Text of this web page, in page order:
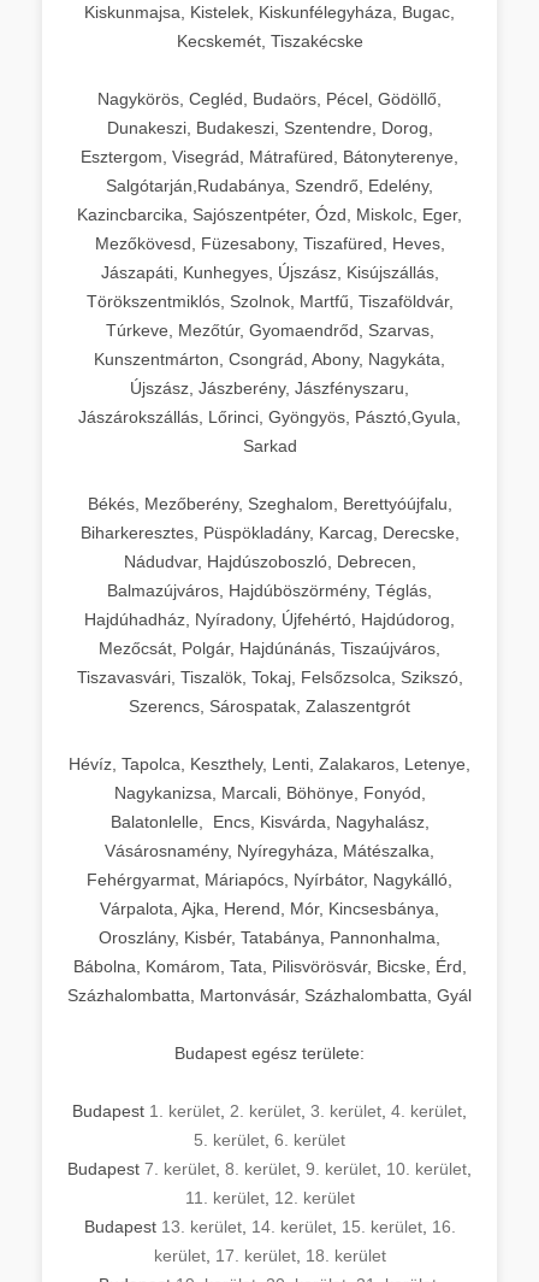
Kiskunmajsa, Kistelek, Kiskunfélegyháza, Bugac,
Kecskemét, Tiszakécske
Nagykörös, Cegléd, Budaörs, Pécel, Gödöllő,
Dunakeszi, Budakeszi, Szentendre, Dorog,
Esztergom, Visegrád, Mátrafüred, Bátonyterenye,
Salgótarján,Rudabánya, Szendrő, Edelény,
Kazincbarcika, Sajószentpéter, Ózd, Miskolc, Eger,
Mezőkövesd, Füzesabony, Tiszafüred, Heves,
Jászapáti, Kunhegyes, Újszász, Kisújszállás,
Törökszentmiklós, Szolnok, Martfű, Tiszaföldvár,
Túrkeve, Mezőtúr, Gyomaendrőd, Szarvas,
Kunszentmárton, Csongrád, Abony, Nagykáta,
Újszász, Jászberény, Jászfényszaru,
Jászárokszállás, Lőrinci, Gyöngyös, Pásztó,Gyula,
Sarkad
Békés, Mezőberény, Szeghalom, Berettyóújfalu,
Biharkeresztes, Püspökladány, Karcag, Derecske,
Nádudvar, Hajdúszoboszló, Debrecen,
Balmazújváros, Hajdúböszörmény, Téglás,
Hajdúhadház, Nyíradony, Újfehértó, Hajdúdorog,
Mezőcsát, Polgár, Hajdúnánás, Tiszaújváros,
Tiszavasvári, Tiszalök, Tokaj, Felsőzsolca, Szikszó,
Szerencs, Sárospatak, Zalaszentgrót
Hévíz, Tapolca, Keszthely, Lenti, Zalakaros, Letenye,
Nagykanizsa, Marcali, Böhönye, Fonyód,
Balatonlelle, Encs, Kisvárda, Nagyhalász,
Vásárosnamény, Nyíregyháza, Mátészalka,
Fehérgyarmat, Máriapócs, Nyírbátor, Nagykálló,
Várpalota, Ajka, Herend, Mór, Kincsesbánya,
Oroszlány, Kisbér, Tatabánya, Pannonhalma,
Bábolna, Komárom, Tata, Pilisvörösvár, Bicske, Érd,
Százhalombatta, Martonvásár, Százhalombatta, Gyál
Budapest egész területe:
Budapest 1. kerület 2. kerület 3. kerület 4. kerület
5. kerület 6. kerület
Budapest 7. kerület 8. kerület 9. kerület 10. kerület
11. kerület, 12. kerület
Budapest 13. kerület, 14. kerület, 15. kerület, 16.
kerület, 17. kerület, 18. kerület